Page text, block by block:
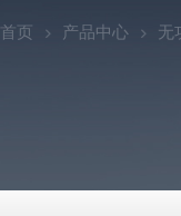
首页 产品中心 无